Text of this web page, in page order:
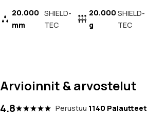
20.000
mm
SHIELD-
TEC
20.000
g
SHIELD-
TEC
Arvioinnit & arvostelut
4.8 Perustuu 1140 Palautteet